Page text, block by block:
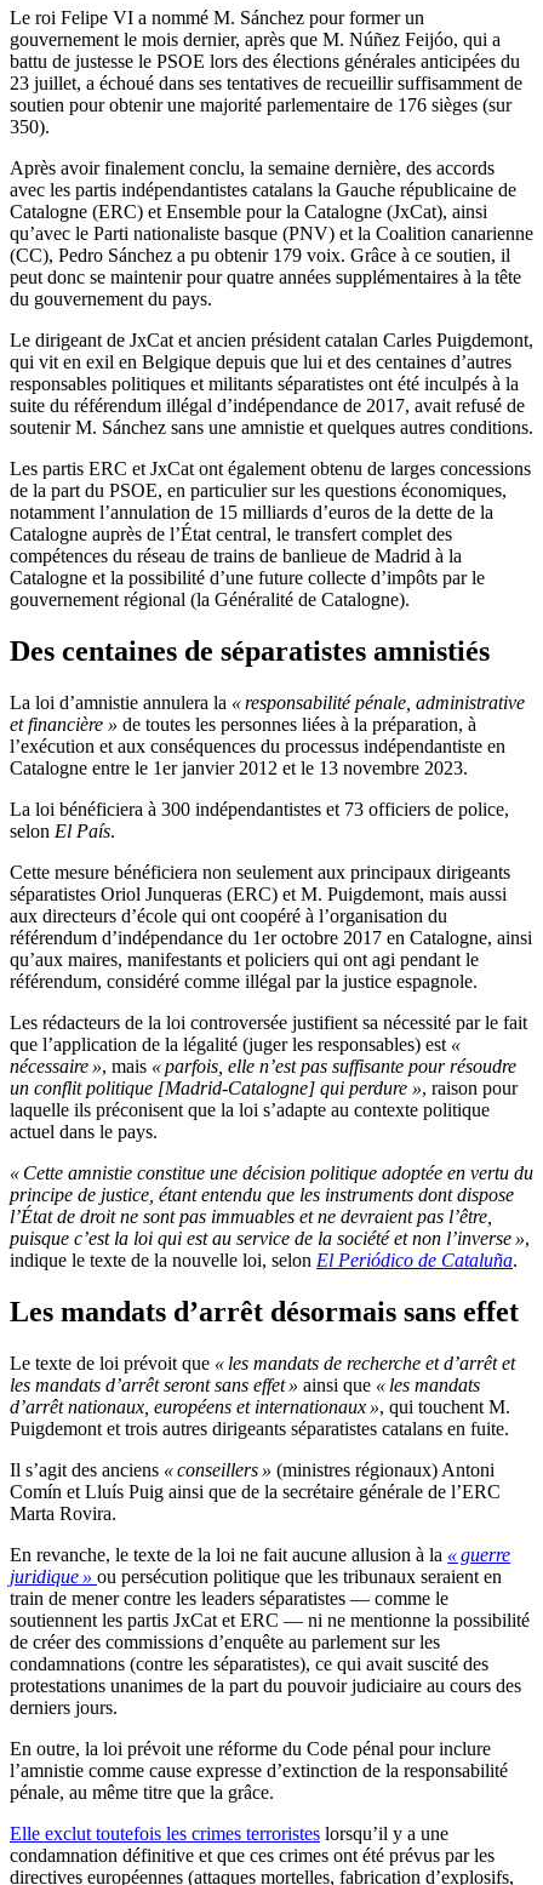
Le roi Felipe VI a nommé M. Sánchez pour former un
gouvernement le mois dernier, après que M. Núñez Feijóo, qui a
battu de justesse le PSOE lors des élections générales anticipées du
23 juillet, a échoué dans ses tentatives de recueillir suffisamment de
soutien pour obtenir une majorité parlementaire de 176 sièges (sur
350).
Après avoir finalement conclu, la semaine dernière, des accords
avec les partis indépendantistes catalans la Gauche républicaine de
Catalogne (ERC) et Ensemble pour la Catalogne (JxCat), ainsi
qu’avec le Parti nationaliste basque (PNV) et la Coalition canarienne
(CC), Pedro Sánchez a pu obtenir 179 voix. Grâce à ce soutien, il
peut donc se maintenir pour quatre années supplémentaires à la tête
du gouvernement du pays.
Le dirigeant de JxCat et ancien président catalan Carles Puigdemont,
qui vit en exil en Belgique depuis que lui et des centaines d’autres
responsables politiques et militants séparatistes ont été inculpés à la
suite du référendum illégal d’indépendance de 2017, avait refusé de
soutenir M. Sánchez sans une amnistie et quelques autres conditions.
Les partis ERC et JxCat ont également obtenu de larges concessions
de la part du PSOE, en particulier sur les questions économiques,
notamment l’annulation de 15 milliards d’euros de la dette de la
Catalogne auprès de l’État central, le transfert complet des
compétences du réseau de trains de banlieue de Madrid à la
Catalogne et la possibilité d’une future collecte d’impôts par le
gouvernement régional (la Généralité de Catalogne).
Des centaines de séparatistes amnistiés
La loi d’amnistie annulera la « responsabilité pénale, administrative
et financière » de toutes les personnes liées à la préparation, à
l’exécution et aux conséquences du processus indépendantiste en
Catalogne entre le 1er janvier 2012 et le 13 novembre 2023.
La loi bénéficiera à 300 indépendantistes et 73 officiers de police,
selon El País.
Cette mesure bénéficiera non seulement aux principaux dirigeants
séparatistes Oriol Junqueras (ERC) et M. Puigdemont, mais aussi
aux directeurs d’école qui ont coopéré à l’organisation du
référendum d’indépendance du 1er octobre 2017 en Catalogne, ainsi
qu’aux maires, manifestants et policiers qui ont agi pendant le
référendum, considéré comme illégal par la justice espagnole.
Les rédacteurs de la loi controversée justifient sa nécessité par le fait
que l’application de la légalité (juger les responsables) est «
nécessaire », mais « parfois, elle n’est pas suffisante pour résoudre
un conflit politique [Madrid-Catalogne] qui perdure », raison pour
laquelle ils préconisent que la loi s’adapte au contexte politique
actuel dans le pays.
« Cette amnistie constitue une décision politique adoptée en vertu du
principe de justice, étant entendu que les instruments dont dispose
l’État de droit ne sont pas immuables et ne devraient pas l’être,
puisque c’est la loi qui est au service de la société et non l’inverse »,
indique le texte de la nouvelle loi, selon El Periódico de Cataluña.
Les mandats d’arrêt désormais sans effet
Le texte de loi prévoit que « les mandats de recherche et d’arrêt et
les mandats d’arrêt seront sans effet » ainsi que « les mandats
d’arrêt nationaux, européens et internationaux », qui touchent M.
Puigdemont et trois autres dirigeants séparatistes catalans en fuite.
Il s’agit des anciens « conseillers » (ministres régionaux) Antoni
Comín et Lluís Puig ainsi que de la secrétaire générale de l’ERC
Marta Rovira.
En revanche, le texte de la loi ne fait aucune allusion à la « guerre
juridique » ou persécution politique que les tribunaux seraient en
train de mener contre les leaders séparatistes — comme le
soutiennent les partis JxCat et ERC — ni ne mentionne la possibilité
de créer des commissions d’enquête au parlement sur les
condamnations (contre les séparatistes), ce qui avait suscité des
protestations unanimes de la part du pouvoir judiciaire au cours des
derniers jours.
En outre, la loi prévoit une réforme du Code pénal pour inclure
l’amnistie comme cause expresse d’extinction de la responsabilité
pénale, au même titre que la grâce.
Elle exclut toutefois les crimes terroristes lorsqu’il y a une
condamnation définitive et que ces crimes ont été prévus par les
directives européennes (attaques mortelles, fabrication d’explosifs,